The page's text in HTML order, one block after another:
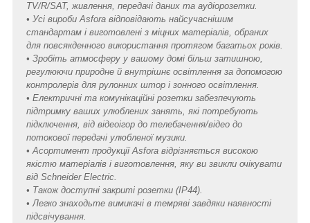
TV/R/SAT, живлення, передачі даних та аудіорозетки.
• Усі вироби Asfora відповідають найсучаснішим
стандартам і виготовлені з міцних матеріалів, обраних
для повсякденного використання протягом багатьох років.
• Зробіть атмосферу у вашому домі більш затишною,
регулюючи природне й внутрішнє освітлення за допомогою
контролерів для рулонних штор і зонного освітлення.
• Електричні та комунікаційні розетки забезпечують
підтримку ваших улюблених занять, які потребують
підключення, від відеоігор до телебачення/відео до
потокової передачі улюбленої музики.
• Асортимент продукції Asfora відрізняється високою
якістю матеріалів і виготовлення, яку ви звикли очікувати
від Schneider Electric.
• Також доступні закриті розетки (IP44).
• Легко знаходьте вимикачі в темряві завдяки наявності
підсвічування.